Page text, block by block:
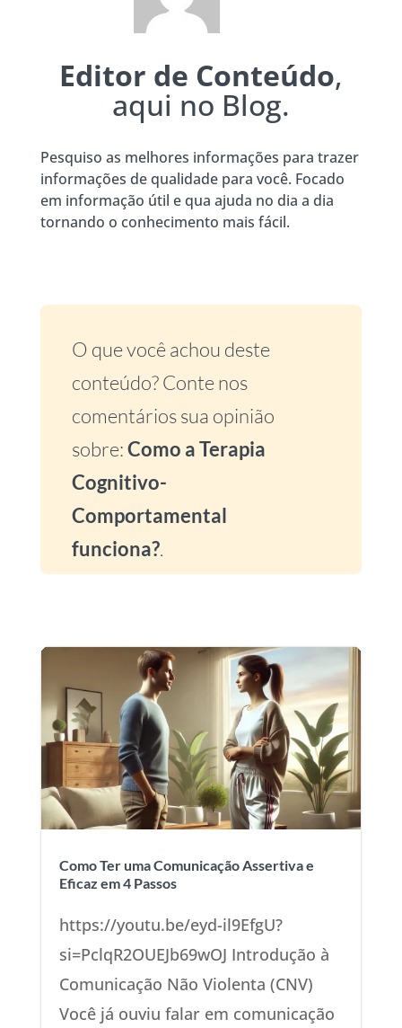
Editor de Conteúdo,
aqui no Blog.
Pesquiso as melhores informações para trazer
informações de qualidade para você. Focado
em informação útil e qua ajuda no dia a dia
tornando o conhecimento mais fácil.
O que você achou deste
conteúdo? Conte nos
comentários sua opinião
sobre:Como a Terapia
Cognitivo-
Comportamental
funciona?.
Como Ter uma Comunicação Assertiva e
Eficaz em 4 Passos
https://youtu.be/eyd-il9EfgU?
si=PclqR2OUEJb69wOJ Introdução à
Comunicação Não Violenta (CNV)
Você já ouviu falar em comunicação